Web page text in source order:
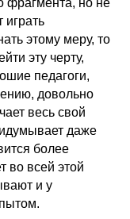
фрагмента, но не
играть
этому меру, то
эту черту,
педагоги,
довольно
весь свой
даже
более
во всей этой
и у